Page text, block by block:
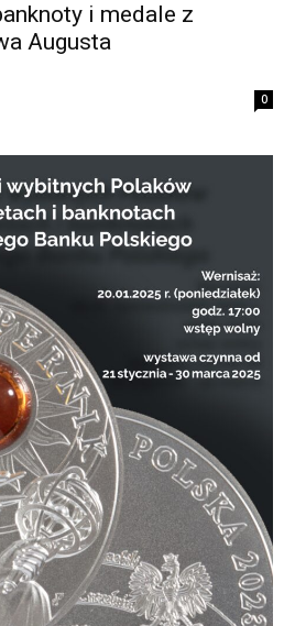
i medale z
Augusta
0